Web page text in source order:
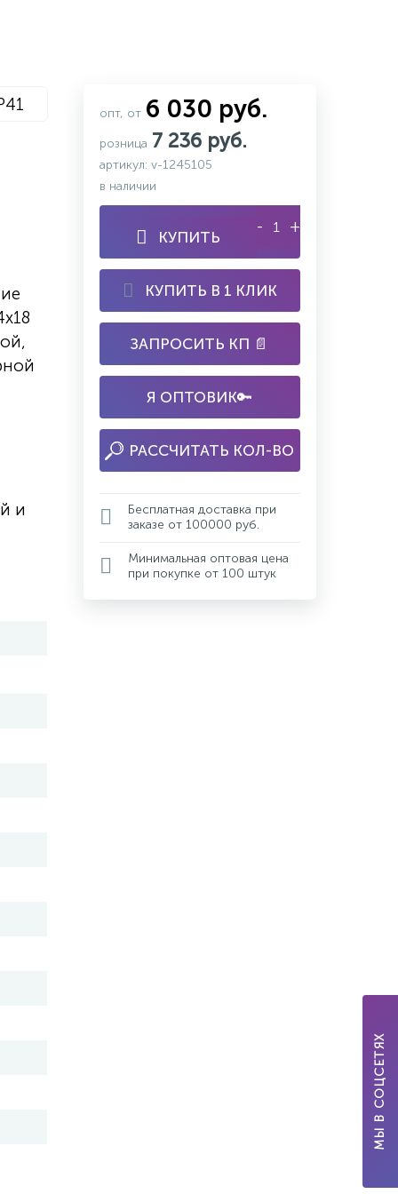
и
опт, от 6 030 руб.
розница 7 236 руб.
артикул: v-1245105
в наличии
КУПИТЬ
- +
КУПИТЬ В 1 КЛИК
ЗАПРОСИТЬ КП 📄
Я ОПТОВИК🔑
РАССЧИТАТЬ КОЛ-ВО
Бесплатная доставка при
заказе от 100000 руб.
Минимальная оптовая цена
при покупке от 100 штук
МЫ В СОЦСЕТЯХ